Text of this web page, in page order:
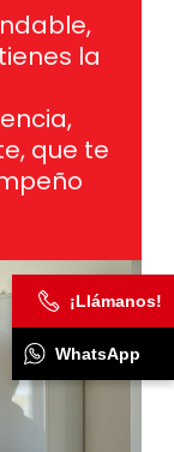
la
que te
¡Llámanos!
WhatsApp